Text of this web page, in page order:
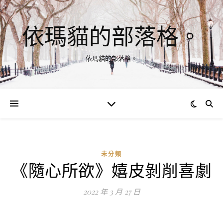
依瑪貓的部落格。
依瑪貓的部落格。
未分類
《隨心所欲》嬉皮剝削喜劇
2022 年 3 月 27 日